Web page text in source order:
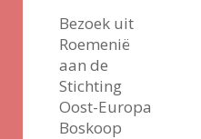
Bezoek uit
Roemenië
aan de
Stichting
Oost-Europa
Boskoop